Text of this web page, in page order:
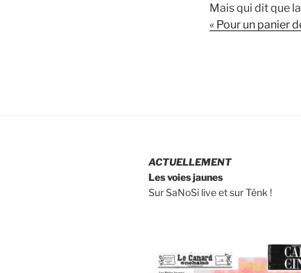
Mais qui dit que
« Pour un panier
ACTUELLEMENT
Les voies jaunes
Sur SaNoSi live et sur Tënk !